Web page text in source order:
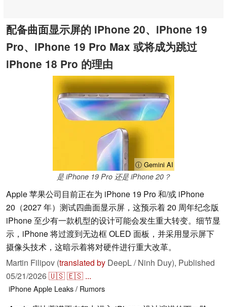
配备曲面显示屏的 iPhone 20、iPhone 19
Pro、iPhone 19 Pro Max 或将成为跳过
iPhone 18 Pro 的理由
ⓘ Gemini AI
是 iPhone 19 Pro 还是 iPhone 20？
Apple 苹果公司目前正在为 iPhone 19 Pro 和/或 iPhone
20（2027 年）测试四曲面显示屏，这预示着 20 周年纪念版
iPhone 至少有一款机型的设计可能会发生重大转变。细节显
示，iPhone 将过渡到无边框 OLED 面板，并采用显示屏下
摄像头技术，这暗示着将对硬件进行重大改革。
Martin Filipov (translated by DeepL / Ninh Duy), Published
05/21/2026🇺🇸🇪🇸 ...
iPhoneApple Leaks / Rumors